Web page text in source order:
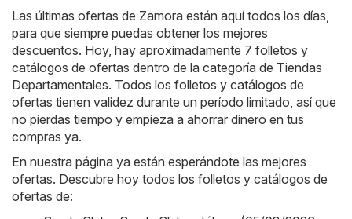
Las últimas ofertas de Zamora están aquí todos los días,
para que siempre puedas obtener los mejores
descuentos. Hoy, hay aproximadamente 7 folletos y
catálogos de ofertas dentro de la categoría de Tiendas
Departamentales. Todos los folletos y catálogos de
ofertas tienen validez durante un período limitado, así que
no pierdas tiempo y empieza a ahorrar dinero en tus
compras ya.
En nuestra página ya están esperándote las mejores
ofertas. Descubre hoy todos los folletos y catálogos de
ofertas de: